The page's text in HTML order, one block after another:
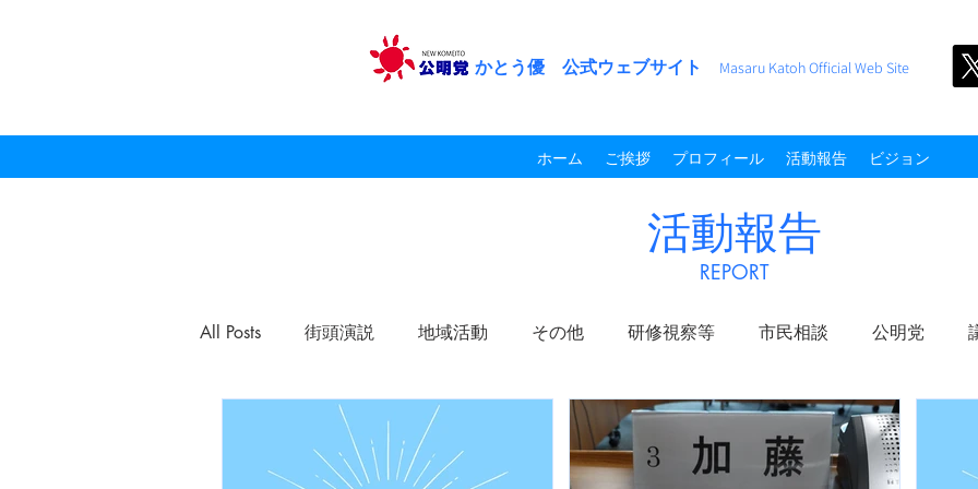
かとう優 公式ウェブサイト Masaru KatohOfficial Web Site
ホーム ご挨拶 プロフィール 活動報告 ビジョン
活動報告
​REPORT
All Posts 街頭演説 地域活動 その他 研修視察等 市民相談 公明党